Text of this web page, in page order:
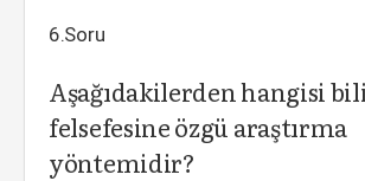
6.Soru
Aşağıdakilerden hangisi
felsefesine özgü araştırma
yöntemidir?